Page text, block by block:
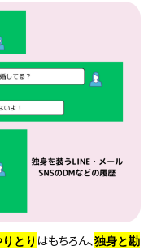
とり はもちろん、独身と勘